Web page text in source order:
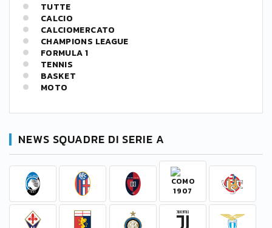
TUTTE
CALCIO
CALCIOMERCATO
CHAMPIONS LEAGUE
FORMULA 1
TENNIS
BASKET
MOTO
NEWS SQUADRE DI SERIE A